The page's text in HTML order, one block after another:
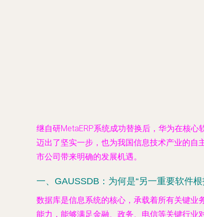
继自研MetaERP系统成功替换后，华为在核
迈出了坚实一步，也为我国信息技术产业的自
市公司带来明确的发展机遇。
一、GAUSSDB：为何是“另一重要软件根
数据库是信息系统的核心，承载着所有关键业
能力，能够满足金融、政务、电信等关键行业